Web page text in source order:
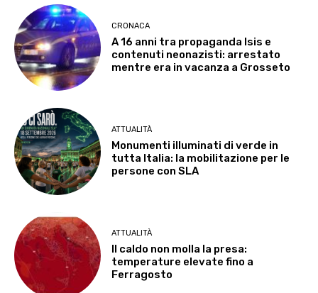
CRONACA
A 16 anni tra propaganda Isis e
contenuti neonazisti: arrestato
mentre era in vacanza a Grosseto
ATTUALITÀ
Monumenti illuminati di verde in
tutta Italia: la mobilitazione per le
persone con SLA
ATTUALITÀ
Il caldo non molla la presa:
temperature elevate fino a
Ferragosto